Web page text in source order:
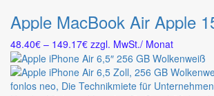
weist
mehrere
Varianten
auf.
Die
Optionen
48.40€ – 149.17€Preisspanne:
48.40€
bis
149.17€
zzgl. MwSt./ Monat